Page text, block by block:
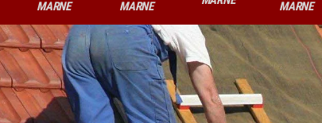
MARNE
MARNE
MARNE